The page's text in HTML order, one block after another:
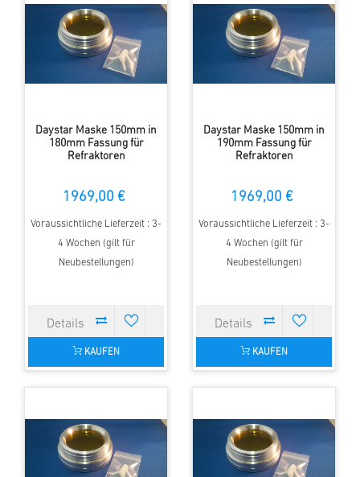
Daystar Maske 150mm in
180mm Fassung für
Refraktoren
1969,00 €
Voraussichtliche Lieferzeit : 3-
4 Wochen (gilt für
Neubestellungen)
KAUFEN
Daystar Maske 150mm in
190mm Fassung für
Refraktoren
1969,00 €
Voraussichtliche Lieferzeit : 3-
4 Wochen (gilt für
Neubestellungen)
KAUFEN